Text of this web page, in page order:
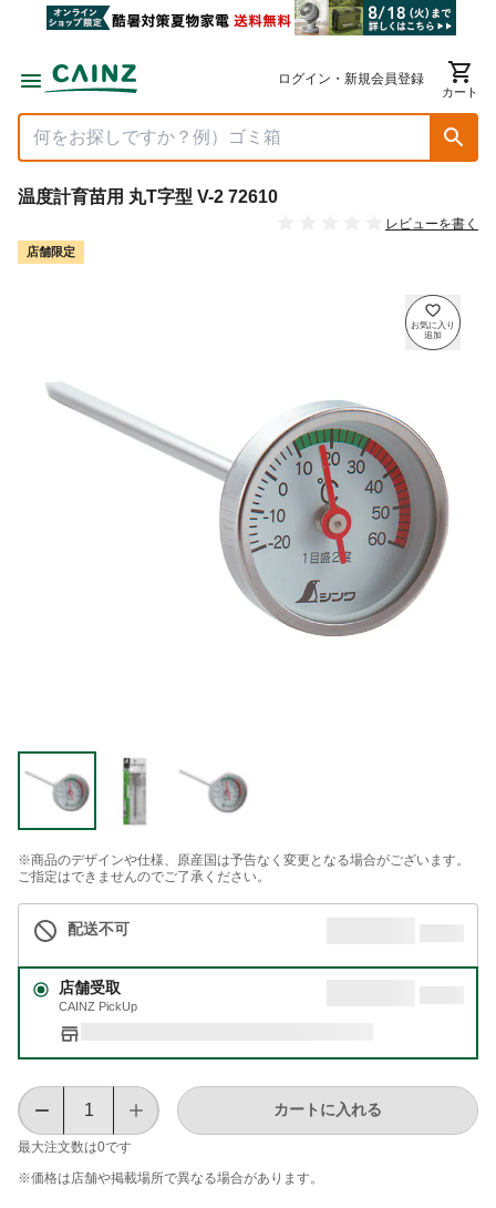
ログイン・新規会員登録
カート
温度計育苗用 丸T字型 V-2 72610
レビューを書く
店舗限定
※商品のデザインや仕様、原産国は予告なく変更となる場合がございます。
ご指定はできませんのでご了承ください。
配送不可
店舗受取
CAINZ PickUp
最大注文数は0です
カートに入れる
※価格は​店舗や​掲載場所で​異なる​場合が​あります。